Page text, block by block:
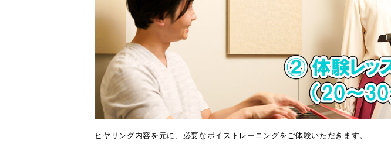
ヒヤリング内容を元に、必要なボイストレーニングをご体験いただきます。